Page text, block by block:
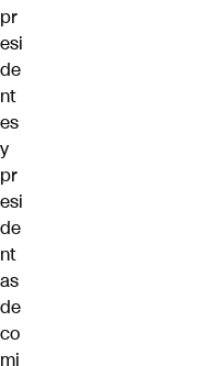
pr
esi
de
nt
es
y
pr
esi
de
nt
as
de
co
mi